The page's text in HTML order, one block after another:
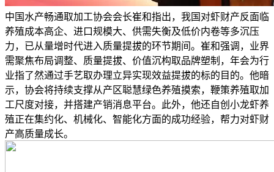
中国水产畅通取加工协会会长崔和指出，我国对虾财产反面临
养殖成本高企、进口规模大、供需失衡及低价内卷等多沉压
力，已从量增时代进入质量提拔的环节期间。崔和强调，业界
需聚焦布局调整、质量提拔、价值沉构取品牌塑制，年会为行
业指了然通过手艺取办理立异实现效益提拔的标的目的。他暗
示，协会将持续支撑从产区聪慧绿色养殖摸索，鞭策养殖取加
工尺度对接，并搭建产销消息平台。此外，他还自创小龙虾养
殖正在集约化、机械化、智能化方面的成功经验，帮力对虾财
产高质量成长。